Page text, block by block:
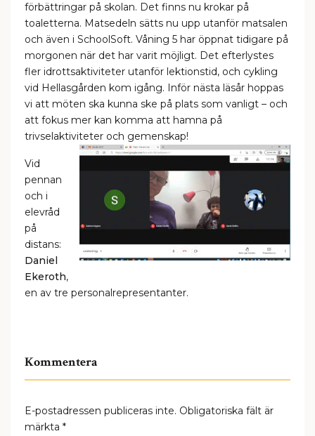
förbättringar på skolan. Det finns nu krokar på
toaletterna. Matsedeln sätts nu upp utanför matsalen
och även i SchoolSoft. Våning 5 har öppnat tidigare på
morgonen när det har varit möjligt. Det efterlystes
fler idrottsaktiviteter utanför lektionstid, och cykling
vid Hellasgården kom igång. Inför nästa läsår hoppas
vi att möten ska kunna ske på plats som vanligt – och
att fokus mer kan komma att hamna på
trivselaktiviteter och gemenskap!
Vid
pennan
och i
elevråd
på
distans:
Daniel
Ekeroth,
en av tre personalrepresentanter.
Kommentera
E-postadressen publiceras inte. Obligatoriska fält är
märkta *